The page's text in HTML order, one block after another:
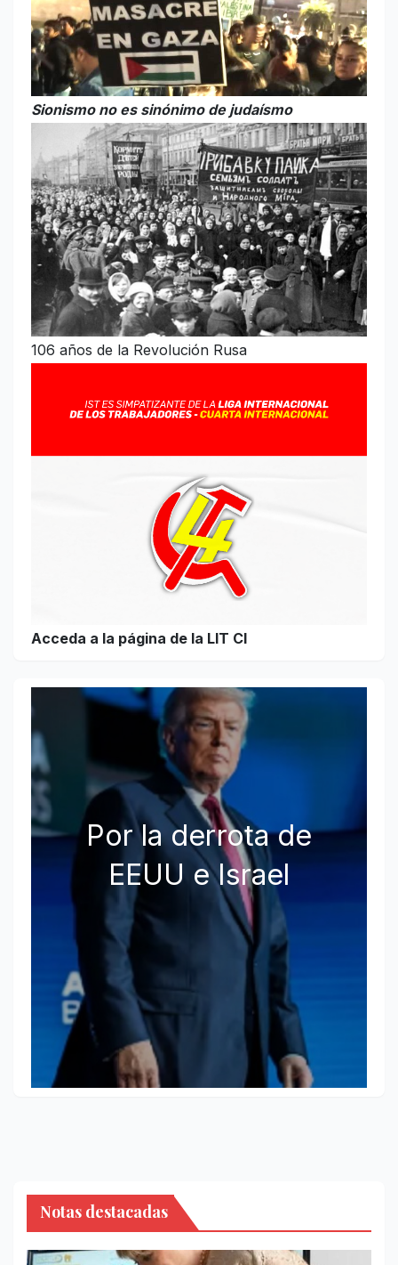
Sionismo no es sinónimo de judaísmo
106 años de la Revolución Rusa
Acceda a la página de la LIT CI
Por la derrota de
EEUU e Israel
Notas destacadas